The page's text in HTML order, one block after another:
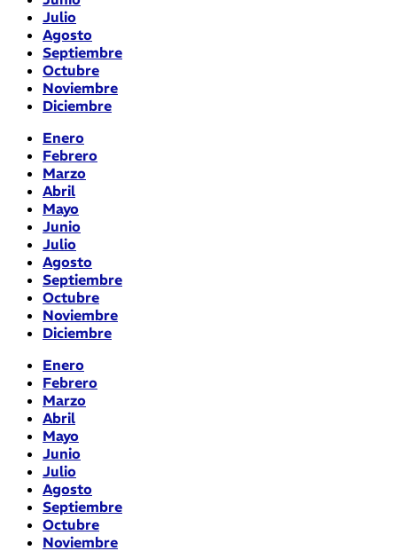
Julio
Agosto
Septiembre
Octubre
Noviembre
Diciembre
Enero
Febrero
Marzo
Abril
Mayo
Junio
Julio
Agosto
Septiembre
Octubre
Noviembre
Diciembre
Enero
Febrero
Marzo
Abril
Mayo
Junio
Julio
Agosto
Septiembre
Octubre
Noviembre